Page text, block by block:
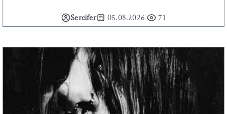
Sercifer 05.08.2026 71